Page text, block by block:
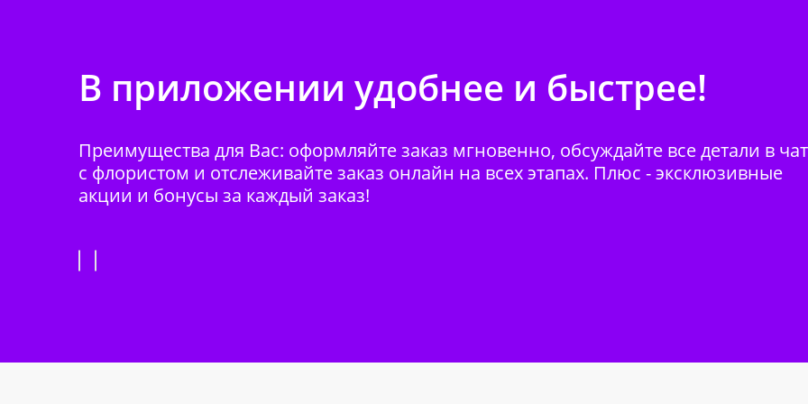
В приложении удобнее и быстрее!
Преимущества для Вас: оформляйте заказ мгновенно, обсуждайте все детали в
с флористом и отслеживайте заказ онлайн на всех этапах. Плюс - эксклюзивные
акции и бонусы за каждый заказ!